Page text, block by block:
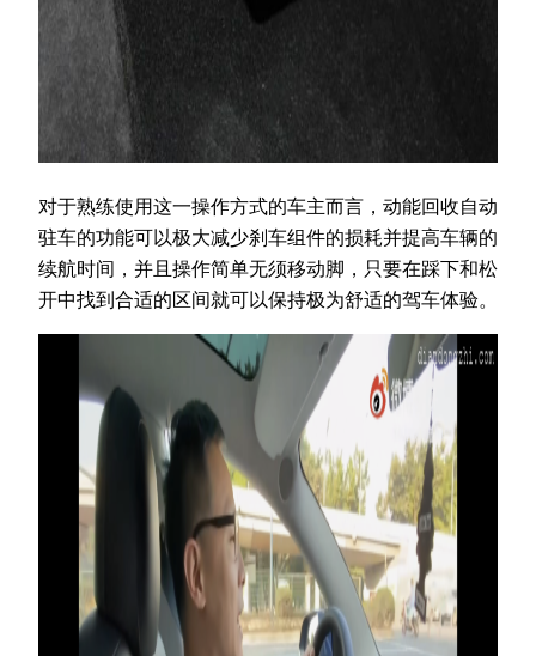
对于熟练使用这一操作方式的车主而言，动能回收自动
驻车的功能可以极大减少刹车组件的损耗并提高车辆的
续航时间，并且操作简单无须移动脚，只要在踩下和松
开中找到合适的区间就可以保持极为舒适的驾车体验。